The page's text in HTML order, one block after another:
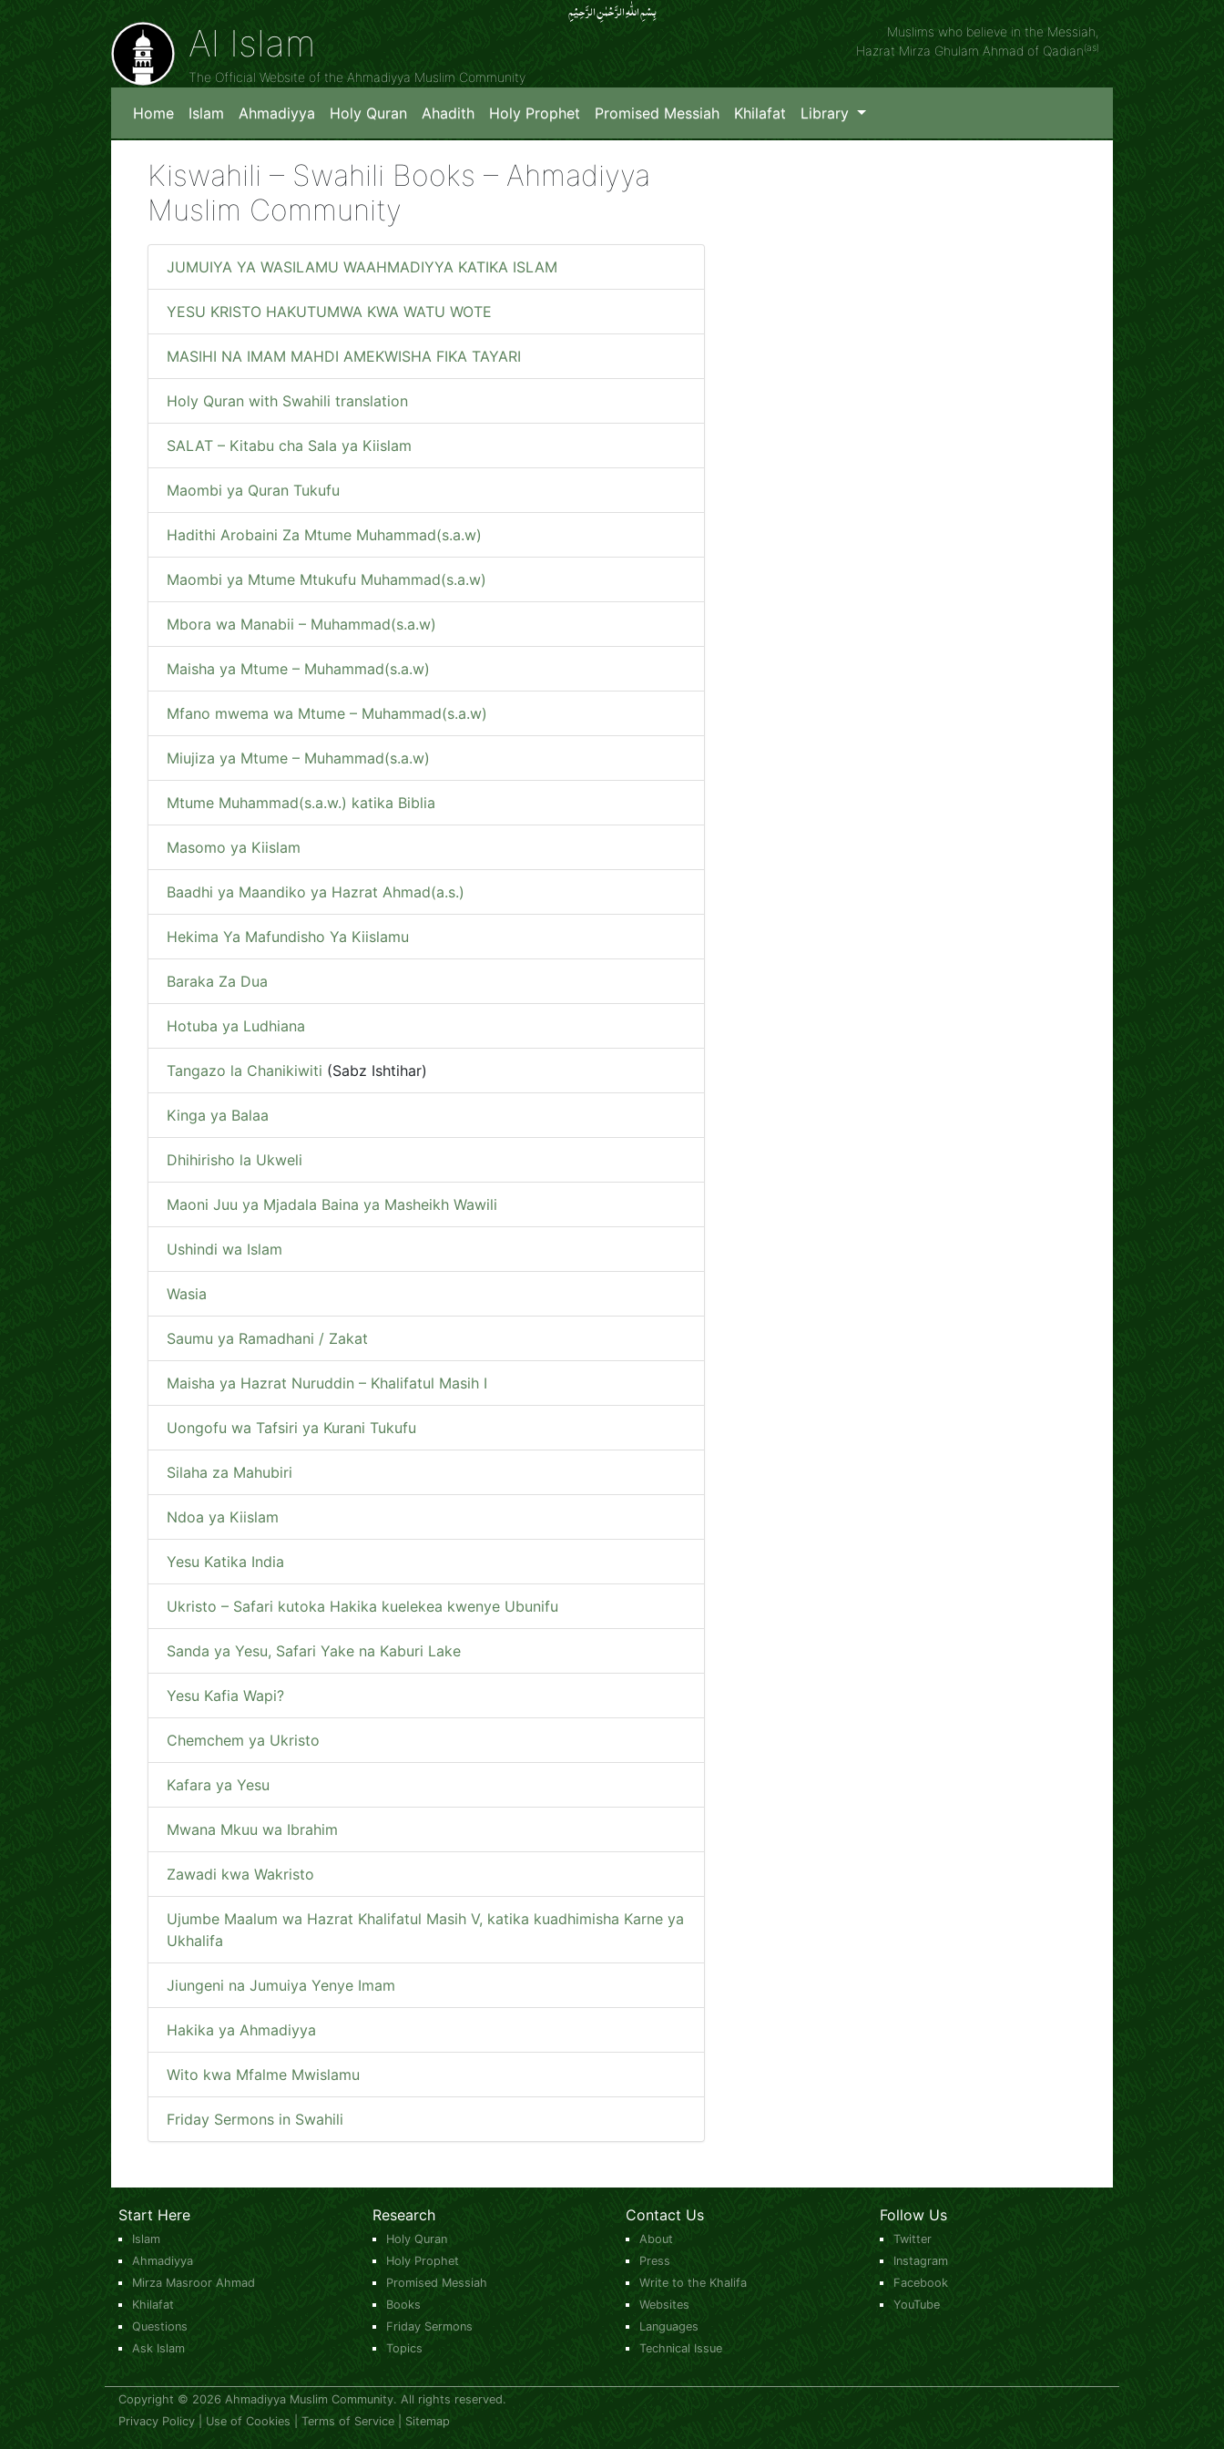
بِسۡمِ اللّٰہِ الرَّحۡمٰنِ الرَّحِیۡمِِ
Al Islam
The Official Website of the Ahmadiyya Muslim Community
Muslims who believe in the Messiah,
Hazrat Mirza Ghulam Ahmad of Qadian(as)
Home Islam Ahmadiyya Holy Quran Ahadith Holy Prophet Promised Messiah Khilafat Library
Kiswahili – Swahili Books – Ahmadiyya
Muslim Community
JUMUIYA YA WASILAMU WAAHMADIYYA KATIKA ISLAM
YESU KRISTO HAKUTUMWA KWA WATU WOTE
MASIHI NA IMAM MAHDI AMEKWISHA FIKA TAYARI
Holy Quran with Swahili translation
SALAT – Kitabu cha Sala ya Kiislam
Maombi ya Quran Tukufu
Hadithi Arobaini Za Mtume Muhammad(s.a.w)
Maombi ya Mtume Mtukufu Muhammad(s.a.w)
Mbora wa Manabii – Muhammad(s.a.w)
Maisha ya Mtume – Muhammad(s.a.w)
Mfano mwema wa Mtume – Muhammad(s.a.w)
Miujiza ya Mtume – Muhammad(s.a.w)
Mtume Muhammad(s.a.w.) katika Biblia
Masomo ya Kiislam
Baadhi ya Maandiko ya Hazrat Ahmad(a.s.)
Hekima Ya Mafundisho Ya Kiislamu
Baraka Za Dua
Hotuba ya Ludhiana
Tangazo la Chanikiwiti (Sabz Ishtihar)
Kinga ya Balaa
Dhihirisho la Ukweli
Maoni Juu ya Mjadala Baina ya Masheikh Wawili
Ushindi wa Islam
Wasia
Saumu ya Ramadhani / Zakat
Maisha ya Hazrat Nuruddin – Khalifatul Masih I
Uongofu wa Tafsiri ya Kurani Tukufu
Silaha za Mahubiri
Ndoa ya Kiislam
Yesu Katika India
Ukristo – Safari kutoka Hakika kuelekea kwenye Ubunifu
Sanda ya Yesu, Safari Yake na Kaburi Lake
Yesu Kafia Wapi?
Chemchem ya Ukristo
Kafara ya Yesu
Mwana Mkuu wa Ibrahim
Zawadi kwa Wakristo
Ujumbe Maalum wa Hazrat Khalifatul Masih V, katika kuadhimisha Karne ya
Ukhalifa
Jiungeni na Jumuiya Yenye Imam
Hakika ya Ahmadiyya
Wito kwa Mfalme Mwislamu
Friday Sermons in Swahili
Start Here
Islam
Ahmadiyya
Mirza Masroor Ahmad
Khilafat
Questions
Ask Islam
Research
Holy Quran
Holy Prophet
Promised Messiah
Books
Friday Sermons
Topics
Contact Us
About
Press
Write to the Khalifa
Websites
Languages
Technical Issue
Follow Us
Twitter
Instagram
Facebook
YouTube
Copyright © 2026 Ahmadiyya Muslim Community. All rights reserved.
Privacy Policy
Use of Cookies Terms of Service Sitemap